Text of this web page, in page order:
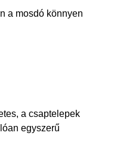
a mosdó könnyen
a csaptelepek
egyszerű